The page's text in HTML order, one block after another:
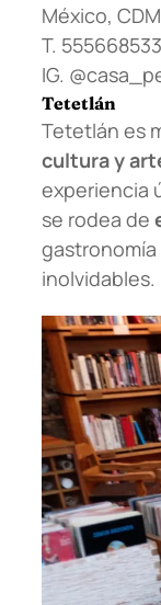
México,
T.
IG.
Tetetlán
Tetetlán es
cultura y
experiencia
se rodea de
inolvidables.